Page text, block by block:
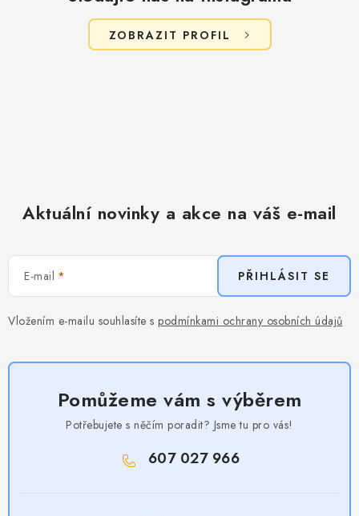
ZOBRAZIT PROFIL
Aktuální novinky a akce na váš e-mail
E-mail
Vložením e-mailu souhlasíte s podmínkami ochrany osobních údajů
PŘIHLÁSIT SE
Pomůžeme vám s výběrem
Potřebujete s něčím poradit? Jsme tu pro vás!
607 027 966